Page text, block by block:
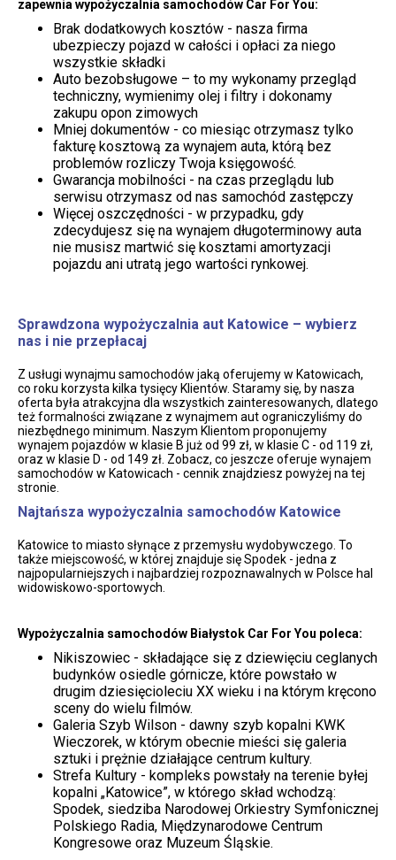
zapewnia wypożyczalnia samochodów Car For You:
Brak dodatkowych kosztów - nasza firma
ubezpieczy pojazd w całości i opłaci za niego
wszystkie składki
Auto bezobsługowe – to my wykonamy przegląd
techniczny, wymienimy olej i filtry i dokonamy
zakupu opon zimowych
Mniej dokumentów - co miesiąc otrzymasz tylko
fakturę kosztową za wynajem auta, którą bez
problemów rozliczy Twoja księgowość.
Gwarancja mobilności - na czas przeglądu lub
serwisu otrzymasz od nas samochód zastępczy
Więcej oszczędności - w przypadku, gdy
zdecydujesz się na wynajem długoterminowy auta
nie musisz martwić się kosztami amortyzacji
pojazdu ani utratą jego wartości rynkowej.
Sprawdzona wypożyczalnia aut Katowice – wybierz
nas i nie przepłacaj
Z usługi wynajmu samochodów jaką oferujemy w Katowicach,
co roku korzysta kilka tysięcy Klientów. Staramy się, by nasza
oferta była atrakcyjna dla wszystkich zainteresowanych, dlatego
też formalności związane z wynajmem aut ograniczyliśmy do
niezbędnego minimum. Naszym Klientom proponujemy
wynajem pojazdów w klasie B już od 99 zł, w klasie C - od 119 zł,
oraz w klasie D - od 149 zł. Zobacz, co jeszcze oferuje wynajem
samochodów w Katowicach - cennik znajdziesz powyżej na tej
stronie.
Najtańsza wypożyczalnia samochodów Katowice
Katowice to miasto słynące z przemysłu wydobywczego. To
także miejscowość, w której znajduje się Spodek - jedna z
najpopularniejszych i najbardziej rozpoznawalnych w Polsce hal
widowiskowo-sportowych.
Wypożyczalnia samochodów Białystok Car For You poleca:
Nikiszowiec - składające się z dziewięciu ceglanych
budynków osiedle górnicze, które powstało w
drugim dziesięcioleciu XX wieku i na którym kręcono
sceny do wielu filmów.
Galeria Szyb Wilson - dawny szyb kopalni KWK
Wieczorek, w którym obecnie mieści się galeria
sztuki i prężnie działające centrum kultury.
Strefa Kultury - kompleks powstały na terenie byłej
kopalni „Katowice”, w którego skład wchodzą:
Spodek, siedziba Narodowej Orkiestry Symfonicznej
Polskiego Radia, Międzynarodowe Centrum
Kongresowe oraz Muzeum Śląskie.